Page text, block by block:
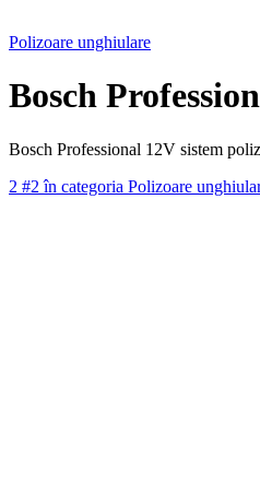
Polizoare unghiulare
Bosch
Bosch Professional 12V sistem
2 #2 în categoria Polizoare